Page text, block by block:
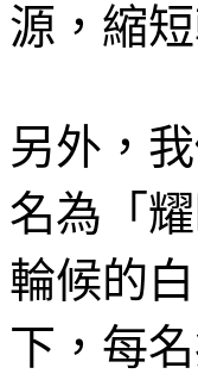
源，縮
另外，
名為「
輪候的
下，每